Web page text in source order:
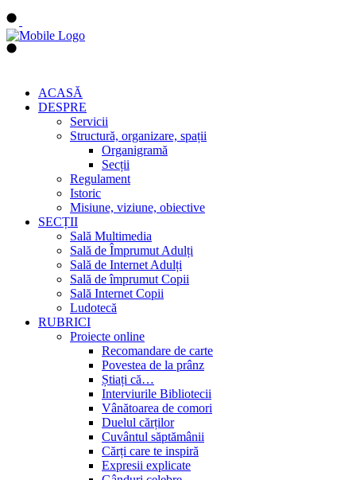
ACASĂ
DESPRE
Servicii
Structură, organizare, spații
Organigramă
Secții
Regulament
Istoric
Misiune, viziune, obiective
SECȚII
Sală Multimedia
Sală de Împrumut Adulți
Sală de Internet Adulți
Sală de împrumut Copii
Sală Internet Copii
Ludotecă
RUBRICI
Proiecte online
Recomandare de carte
Povestea de la prânz
Știați că…
Interviurile Bibliotecii
Vânătoarea de comori
Duelul cărților
Cuvântul săptămânii
Cărți care te inspiră
Expresii explicate